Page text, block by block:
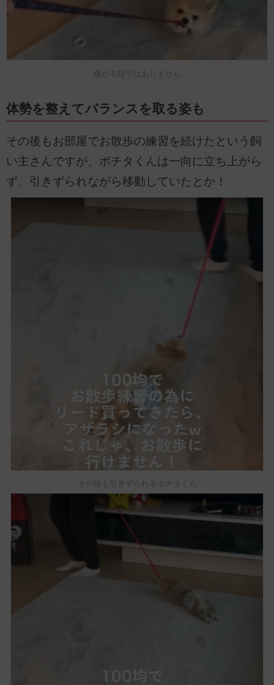
嫌がる様子はありません
体勢を整えてバランスを取る姿も
その後もお部屋でお散歩の練習を続けたという飼
い主さんですが、ポチタくんは一向に立ち上がら
ず、引きずられながら移動していたとか！
その後も引きずられるポチタくん